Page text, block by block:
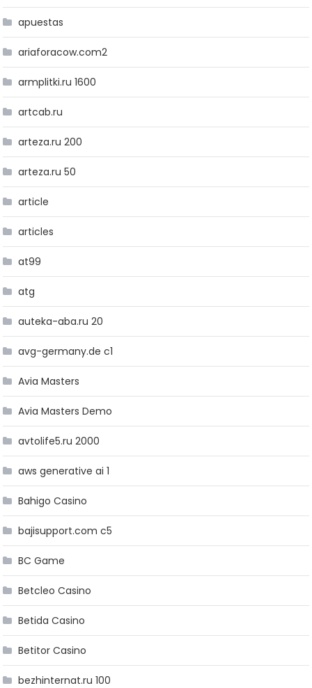
apuestas
ariaforacow.com2
armplitki.ru 1600
artcab.ru
arteza.ru 200
arteza.ru 50
article
articles
at99
atg
auteka-aba.ru 20
avg-germany.de c1
Avia Masters
Avia Masters Demo
avtolife5.ru 2000
aws generative ai 1
Bahigo Casino
bajisupport.com c5
BC Game
Betcleo Casino
Betida Casino
Betitor Casino
bezhinternat.ru 100